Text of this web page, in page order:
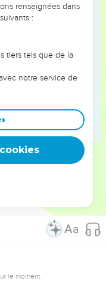
πάντες μὲν
οὕτως
λάβωσιν,
δουλαγωγῶ, μή
γένωμαι.
--- Grec : © 2010 by the
le moment.
renseignées dans
:
tiers tels que de la
notre service de